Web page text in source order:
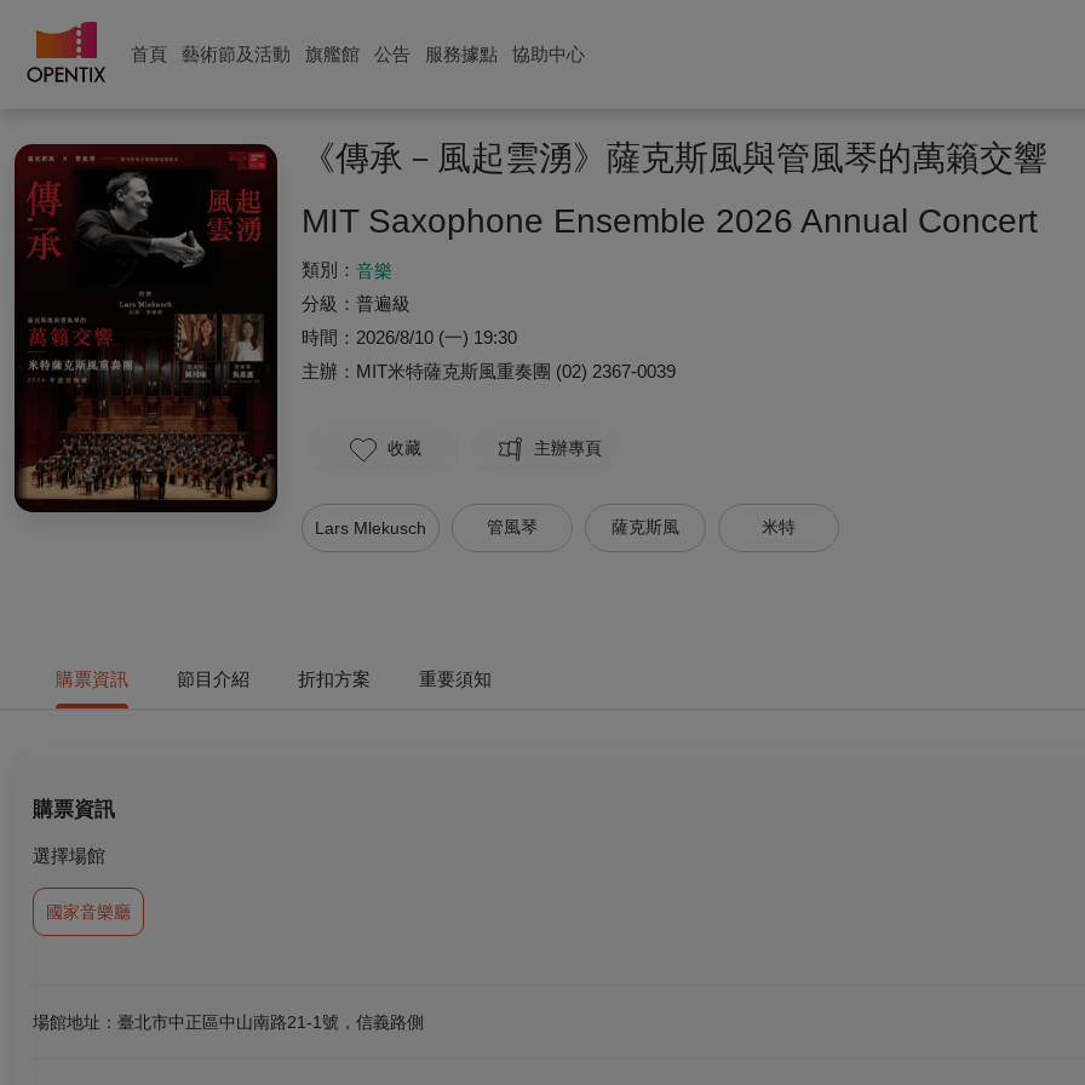
首頁 藝術節及活動 旗艦館 公告 服務據點 協助中心
《傳承－風起雲湧》薩克斯風與管風琴的萬籟交響
MIT Saxophone Ensemble 2026 Annual Concert
類別： 音樂
分級： 普遍級
時間： 2026/8/10 (一) 19:30
主辦： MIT米特薩克斯風重奏團 (02) 2367-0039
收藏 主辦專頁
Lars Mlekusch 管風琴 薩克斯風 米特
購票資訊 節目介紹 折扣方案 重要須知
購票資訊
選擇場館
國家音樂廳
場館地址：臺北市中正區中山南路21-1號，信義路側